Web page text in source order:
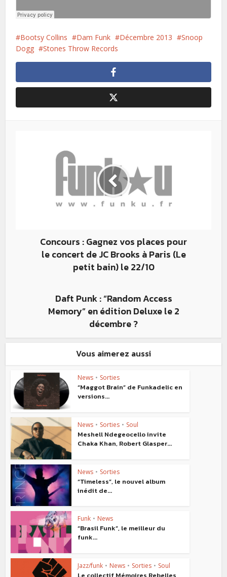
Bootsy Collins Dam Funk Décembre 2013
Snoop
Dogg
Stones Throw Records
Concours : Gagnez vos places pour
le concert de JC Brooks à Paris (Le
petit bain) le 22/10
Daft Punk : “Random Access
Memory” en édition Deluxe le 2
décembre ?
Vous aimerez aussi
News • Sorties
“Maggot Brain” de Funkadelic en
versions...
News • Sorties • Soul
Meshell Ndegeocello invite
Chaka Khan, Robert Glasper...
News • Sorties
“Timeless”, le nouvel album
inédit de...
Funk • News
“Brasil Funk”, le meilleur du
funk...
Jazz/funk • News • Sorties • Soul